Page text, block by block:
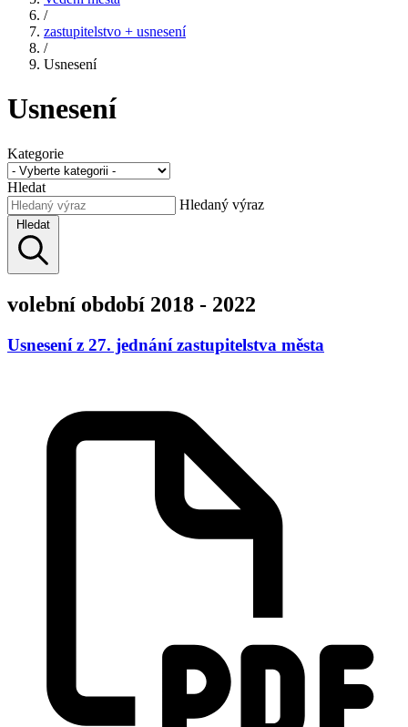
/
zastupitelstvo + usnesení
/
Usnesení
Usnesení
Kategorie
Hledat
Hledaný výraz
Hledat
volební období 2018 - 2022
Usnesení z 27. jednání zastupitelstva města